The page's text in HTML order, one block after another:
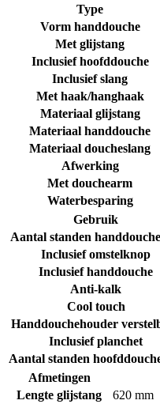
Type
Vorm handdouche
Met glijstang
Inclusief hoofddouche
Inclusief slang
Met haak/hanghaak
Materiaal glijstang
Materiaal handdouche
Materiaal doucheslang
Afwerking
Met douchearm
Waterbesparing
Gebruik
Aantal standen
Inclusief omstelknop
Inclusief handdouche
Anti-kalk
Cool touch
Handdouchehouder
Inclusief planchet
Aantal standen
Afmetingen
Lengte glijstang
620 mm